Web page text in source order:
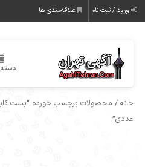
ورود / ثبت نام علاقه‌مندی ها
خانه
عددی”